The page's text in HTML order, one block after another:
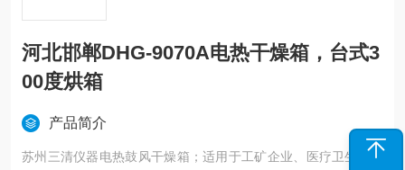
河北邯郸DHG-9070A电热干燥箱，台式3
00度烘箱
产品简介
苏州三清仪器电热鼓风干燥箱；适用于工矿企业、医疗卫生、医